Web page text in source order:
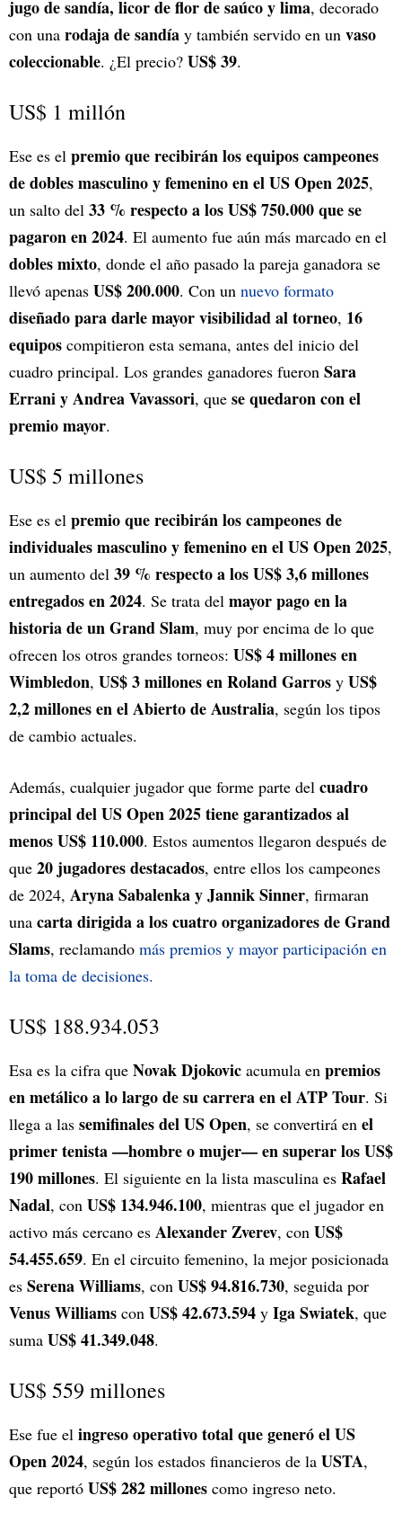
jugo de sandía, licor de flor de saúco y lima, decorado
con una rodaja de sandía y también servido en un vaso
coleccionable. ¿El precio? US$ 39.
US$ 1 millón
Ese es el premio que recibirán los equipos campeones
de dobles masculino y femenino en el US Open 2025,
un salto del 33 % respecto a los US$ 750.000 que se
pagaron en 2024. El aumento fue aún más marcado en el
dobles mixto, donde el año pasado la pareja ganadora se
llevó apenas US$ 200.000. Con un nuevo formato
diseñado para darle mayor visibilidad al torneo, 16
equipos compitieron esta semana, antes del inicio del
cuadro principal. Los grandes ganadores fueron Sara
Errani y Andrea Vavassori, que se quedaron con el
premio mayor.
US$ 5 millones
Ese es el premio que recibirán los campeones de
individuales masculino y femenino en el US Open 2025,
un aumento del 39 % respecto a los US$ 3,6 millones
entregados en 2024. Se trata del mayor pago en la
historia de un Grand Slam, muy por encima de lo que
ofrecen los otros grandes torneos: US$ 4 millones en
Wimbledon, US$ 3 millones en Roland Garros y US$
2,2 millones en el Abierto de Australia, según los tipos
de cambio actuales.
Además, cualquier jugador que forme parte del cuadro
principal del US Open 2025 tiene garantizados al
menos US$ 110.000. Estos aumentos llegaron después de
que 20 jugadores destacados, entre ellos los campeones
de 2024, Aryna Sabalenka y Jannik Sinner, firmaran
una carta dirigida a los cuatro organizadores de Grand
Slams, reclamando más premios y mayor participación en
la toma de decisiones.
US$ 188.934.053
Esa es la cifra que Novak Djokovic acumula en premios
en metálico a lo largo de su carrera en el ATP Tour. Si
llega a las semifinales del US Open, se convertirá en el
primer tenista —hombre o mujer— en superar los US$
190 millones. El siguiente en la lista masculina es Rafael
Nadal, con US$ 134.946.100, mientras que el jugador en
activo más cercano es Alexander Zverev, con US$
54.455.659. En el circuito femenino, la mejor posicionada
es Serena Williams, con US$ 94.816.730, seguida por
Venus Williams con US$ 42.673.594 y Iga Swiatek, que
suma US$ 41.349.048.
US$ 559 millones
Ese fue el ingreso operativo total que generó el US
Open 2024, según los estados financieros de la USTA,
que reportó US$ 282 millones como ingreso neto.